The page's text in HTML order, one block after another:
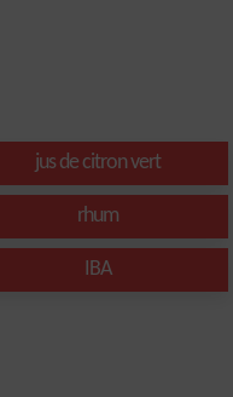
jus de citron vert
rhum
IBA